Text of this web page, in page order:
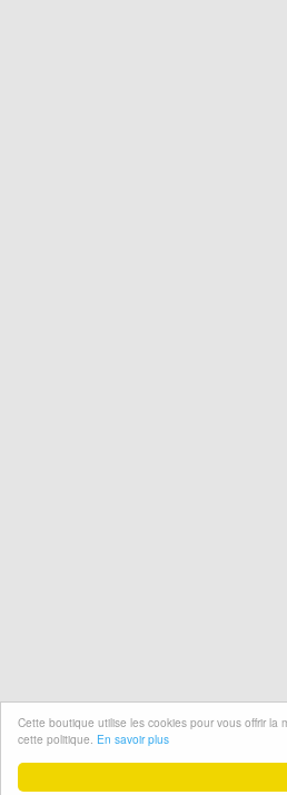
Cette boutique utilise les cookies pour vous offrir
cette politique. En savoir plus